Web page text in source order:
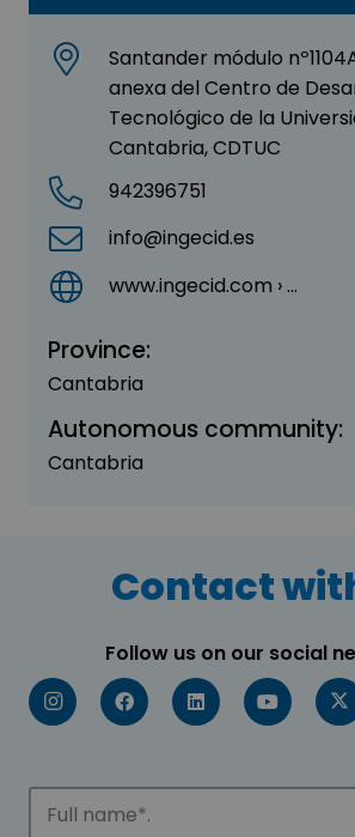
Santander módulo
anexa del Centro de
Tecnológico de la
Cantabria, CDTUC
942396751
info@ingecid.es
www.ingecid.com › …
Province:
Cantabria
Autonomous community:
Cantabria
Contact
Follow us on our social